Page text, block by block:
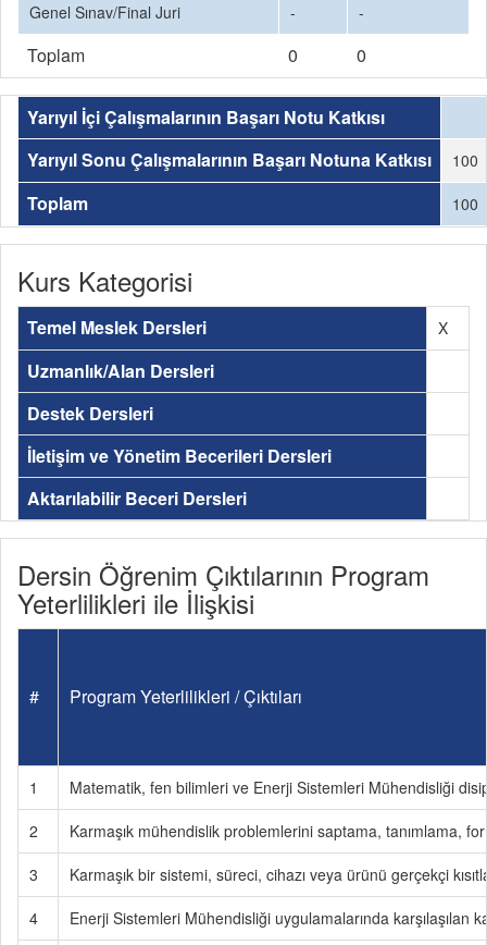
Genel Sınav/Final Juri
- -
Toplam 0 0
Yarıyıl İçi Çalışmalarının Başarı Notu Katkısı
Yarıyıl Sonu Çalışmalarının Başarı Notuna Katkısı
100
Toplam 100
Kurs Kategorisi
Temel Meslek Dersleri X
Uzmanlık/Alan Dersleri
Destek Dersleri
İletişim ve Yönetim Becerileri Dersleri
Aktarılabilir Beceri Dersleri
Dersin Öğrenim Çıktılarının Program
Yeterlilikleri ile İlişkisi
# Program Yeterlilikleri / Çıktıları
1
Matematik, fen bilimleri ve Enerji Sistemleri Mühendisliği
2
Karmaşık mühendislik problemlerini saptama, tanımlama,
3
Karmaşık bir sistemi, süreci, cihazı veya ürünü gerçekçi
4
Enerji Sistemleri Mühendisliği uygulamalarında